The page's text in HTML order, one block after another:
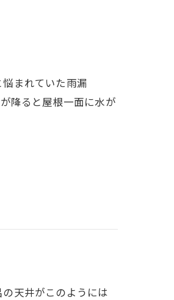
まれていた雨漏
降ると屋根一面に水が
天井がこのようには